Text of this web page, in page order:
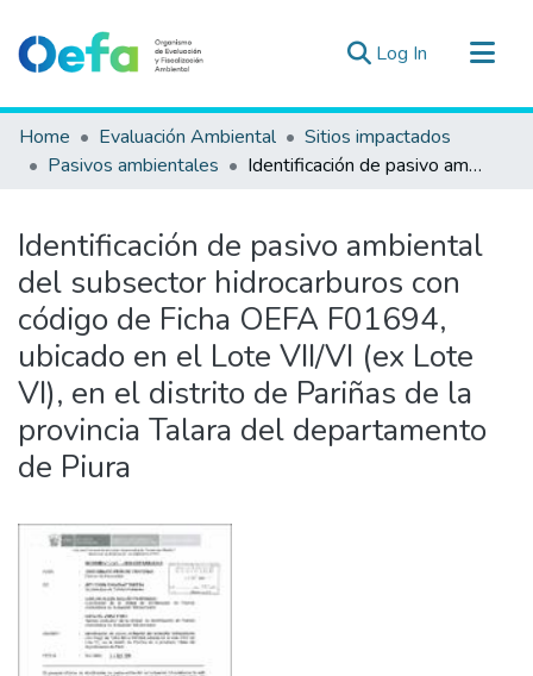
Log In (current)
Communities & Collections
All of DSpace
Estad. Externas
Guias ▾
Home Evaluación Ambiental
Sitios impactados
Pasivos ambientales
Identificación de pasivo ambiental del subsector hidrocarburos con código de Ficha OEFA F01694, ubicado en el Lote VII/VI (ex Lote VI), en el distrito de Pariñas de la provincia Talara del departamento de Piura
Identificación de pasivo ambiental
del subsector hidrocarburos con
código de Ficha OEFA F01694,
ubicado en el Lote VII/VI (ex Lote
VI), en el distrito de Pariñas de la
provincia Talara del departamento
de Piura